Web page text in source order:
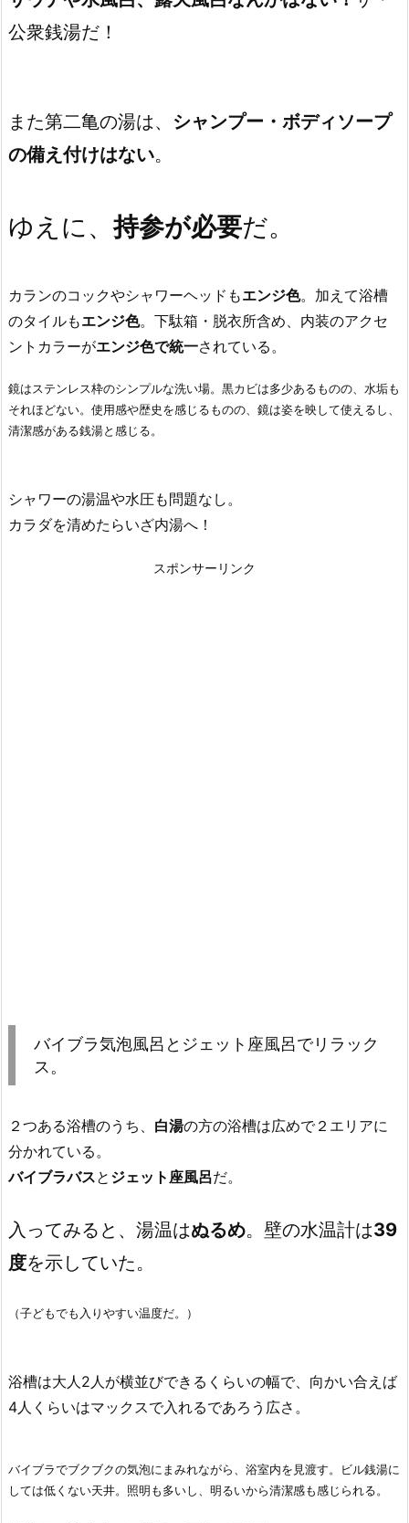
公衆銭湯だ！
また第二亀の湯は、 シャンプー・ボディソープ
の備え付けはない。
ゆえに、持参が必要だ。
カランのコックやシャワーヘッドもエンジ色。加えて浴槽
のタイルもエンジ色。下駄箱・脱衣所含め、内装のアクセ
ントカラーがエンジ色で統一されている。
鏡はステンレス枠のシンプルな洗い場。黒カビは多少あるものの、水垢も
それほどない。使用感や歴史を感じるものの、鏡は姿を映して使えるし、
清潔感がある銭湯と感じる。
シャワーの湯温や水圧も問題なし。
カラダを清めたらいざ内湯へ！
スポンサーリンク
バイブラ気泡風呂とジェット座風呂でリラック
ス。
２つある浴槽のうち、 白湯の方の浴槽は広めで２エリアに
分かれている。
バイブラバスと ジェット座風呂だ。
入ってみると、湯温はぬるめ。壁の水温計は39
度を示していた。
（子どもでも入りやすい温度だ。）
浴槽は大人2人が横並びできるくらいの幅で、向かい合えば
4人くらいはマックスで入れるであろう広さ。
バイブラでブクブクの気泡にまみれながら、浴室内を見渡す。ビル銭湯に
しては低くない天井。照明も多いし、明るいから清潔感も感じられる。